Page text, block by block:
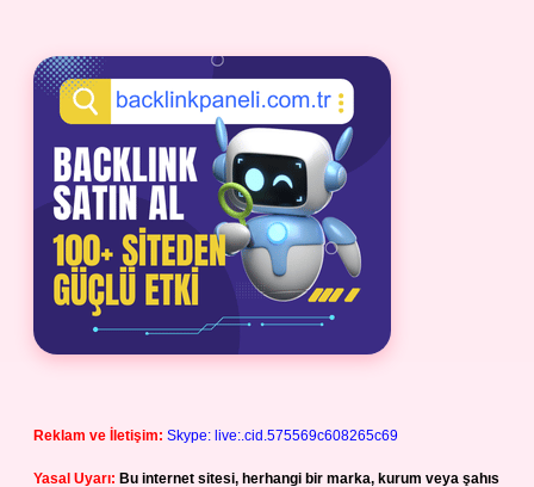
Reklam ve İletişim: Skype: live:.cid.575569c608265c69
Yasal Uyarı: Bu internet sitesi, herhangi bir marka, kurum veya şahıs